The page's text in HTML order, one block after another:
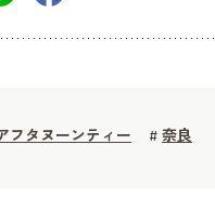
フタヌーンティー # 奈良